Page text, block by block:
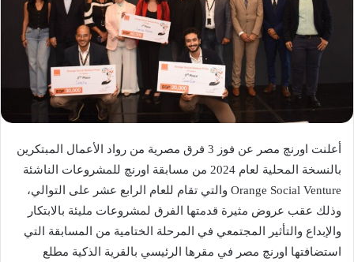
أعلنت اورنچ مصر عن فوز 3 فرق مصرية من رواد الأعمال المبتكرين
بالنسخة المحلية لعام 2024 من مسابقة اورنچ للمشروعات الناشئة
Orange Social Venture والتي تقام للعام الرابع عشر على التوالي،
وذلك عقب عروض مثيرة قدمتها الفرق لمشروعات مليئة بالابتكار
والإبداع والتأثير المجتمعي في المرحلة الختامية من المسابقة التي
استضافتها اورنچ مصر في مقرها الرئيسي بالقرية الذكية مطلع